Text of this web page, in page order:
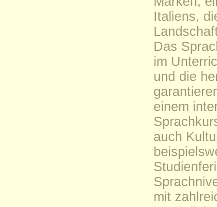
Italiens,
Das
im
und die
einem
auch
mit